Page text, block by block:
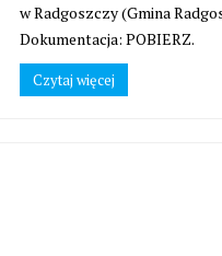
w Radgoszczy (Gmina
Dokumentacja: POBIERZ.
Czytaj więcej